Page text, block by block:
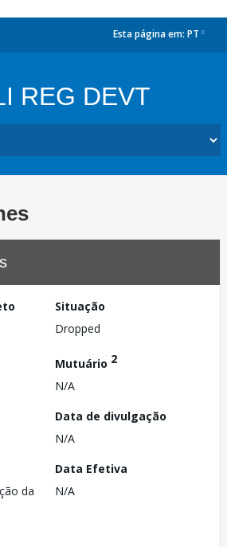
Esta página em: PT
REG DEVT
Situação
Dropped
Mutuário 2
N/A
Data de divulgação
N/A
da
Data Efetiva
N/A